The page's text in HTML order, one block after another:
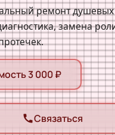
ремонт
замена
3 000 ₽
callСвязаться